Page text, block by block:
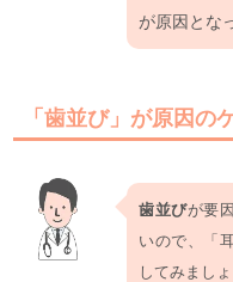
が原因とな
「歯並び」が原因の
歯並びが要
いので、「
してみましょ